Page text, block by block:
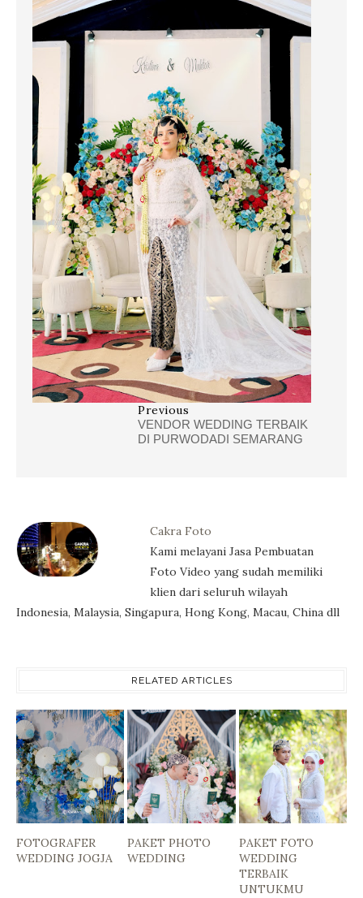
Previous
VENDOR WEDDING TERBAIK
DI PURWODADI SEMARANG
Cakra Foto
Kami melayani Jasa Pembuatan
Foto Video yang sudah memiliki
klien dari seluruh wilayah
Indonesia, Malaysia, Singapura, Hong Kong, Macau, China dll
RELATED ARTICLES
FOTOGRAFER
WEDDING JOGJA
PAKET PHOTO
WEDDING
PAKET FOTO
WEDDING
TERBAIK
UNTUKMU